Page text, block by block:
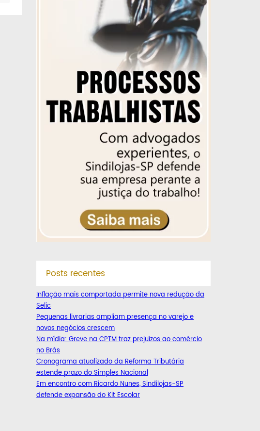
Posts recentes
Inflação mais comportada permite nova redução da
Selic
Pequenas livrarias ampliam presença no varejo e
novos negócios crescem
Na mídia: Greve na CPTM traz prejuízos ao comércio
no Brás
Cronograma atualizado da Reforma Tributária
estende prazo do Simples Nacional
Em encontro com Ricardo Nunes, Sindilojas-SP
defende expansão do Kit Escolar